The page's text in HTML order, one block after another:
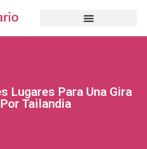
Lugares Para Una Gira
Por Tailandia